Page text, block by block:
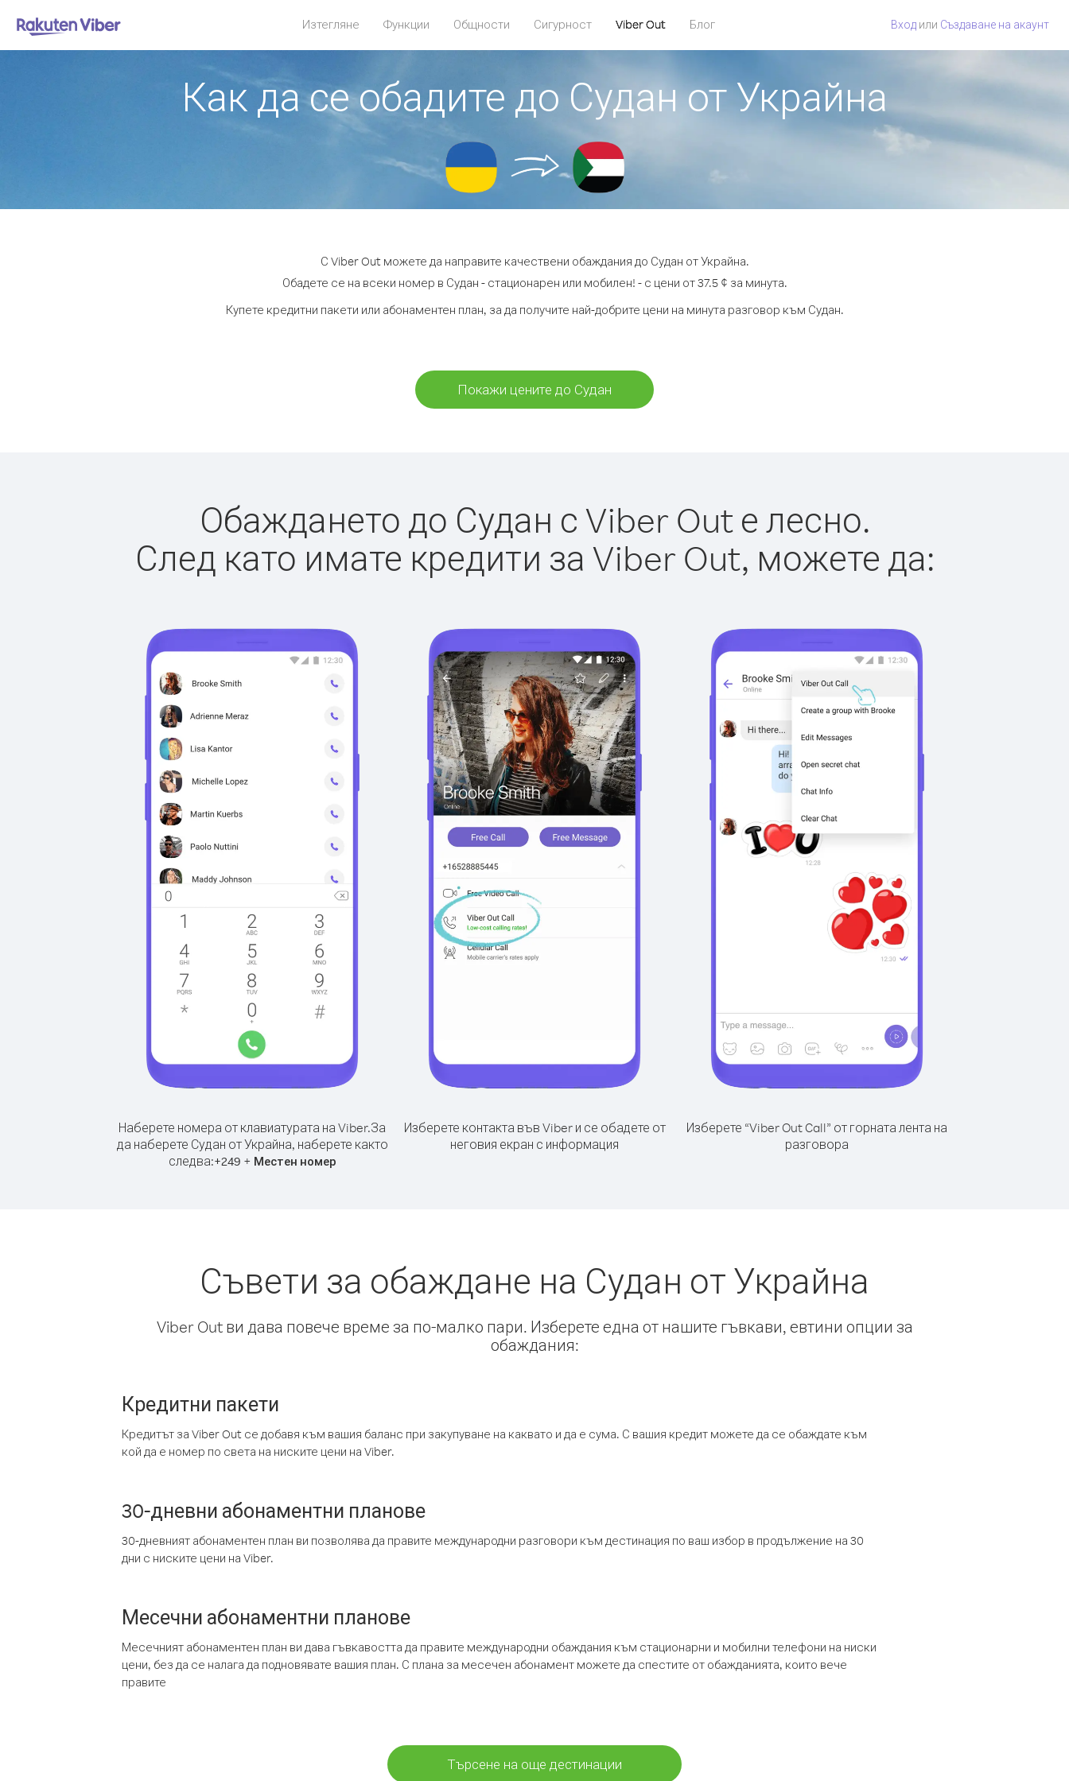
Изтегляне Функции Общности Сигурност Viber Out Блог Вход или Създаване на акаунт
Как да се обадите до Судан от Украйна
С Viber Out можете да направите качествени обаждания до Судан от Украйна.
Обадете се на всеки номер в Судан - стационарен или мобилен! - с цени от 37.5 ¢ за минута.
Купете кредитни пакети или абонаментен план, за да получите най-добрите цени на минута разговор към Судан.
Покажи цените до Судан
Обаждането до Судан с Viber Out е лесно.
След като имате кредити за Viber Out, можете да:
Наберете номера от клавиатурата на Viber.За
да наберете Судан от Украйна, наберете както
следва:+249 + Местен номер
Изберете контакта във Viber и се обадете от
неговия екран с информация
Изберете “Viber Out Call” от горната лента на
разговора
Съвети за обаждане на Судан от Украйна
Viber Out ви дава повече време за по-малко пари. Изберете една от нашите гъвкави, евтини опции за
обаждания:
Кредитни пакети
Кредитът за Viber Out се добавя към вашия баланс при закупуване на каквато и да е сума. С вашия кредит можете да се обаждате към
кой да е номер по света на ниските цени на Viber.
30-дневни абонаментни планове
30-дневният абонаментен план ви позволява да правите международни разговори към дестинация по ваш избор в продължение на 30
дни с ниските цени на Viber.
Месечни абонаментни планове
Месечният абонаментен план ви дава гъвкавостта да правите международни обаждания към стационарни и мобилни телефони на ниски
цени, без да се налага да подновявате вашия план. С плана за месечен абонамент можете да спестите от обажданията, които вече
правите
Търсене на още дестинации